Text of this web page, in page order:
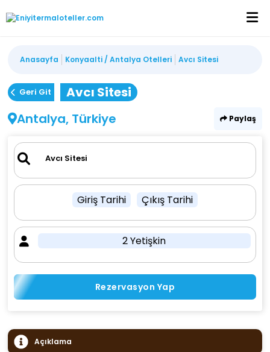
Anasayfa Konyaalti / Antalya Otelleri Avcı Sitesi
Geri Git
Avcı Sitesi
Antalya, Türkiye
Paylaş
Giriş Tarihi Çıkış Tarihi
2 Yetişkin
Rezervasyon Yap
Açıklama